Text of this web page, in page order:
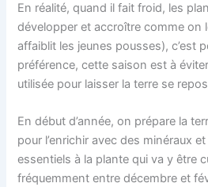
En réalité, quand il fait froid, les
développer et accroître comme on
affaiblit les jeunes pousses), c’est
préférence, cette saison est à
utilisée pour laisser la terre se
En début d’année, on prépare la
pour l’enrichir avec des minéraux
essentiels à la plante qui va y être
fréquemment entre décembre et